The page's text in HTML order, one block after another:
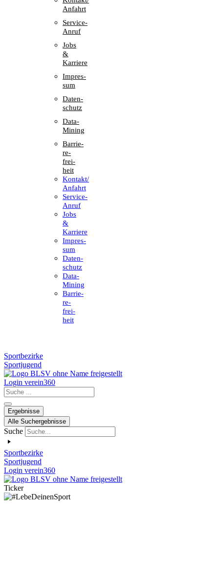
Anfahrt
Service-
Anruf
Jobs
&
Karriere
Impres­
sum
Daten­
schutz
Data-
Mining
Barrie­
re­
frei­
heit
Kontakt/​​
Anfahrt
Service-
Anruf
Jobs
&
Karriere
Impres­
sum
Daten­
schutz
Data-
Mining
Barrie­
re­
frei­
heit
Sportbezirke
Sportjugend
Login verein360
Search
...
Ergebnisse
Alle Suchergebnisse
Suche
Sportbezirke
Sportjugend
Login verein360
Ticker